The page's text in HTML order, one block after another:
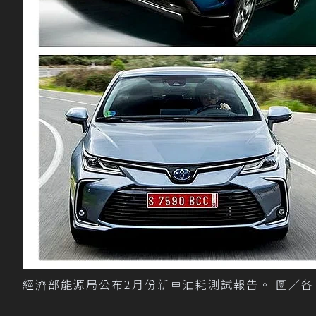
經濟部能源局公布2月份新車油耗測試報告。 圖／